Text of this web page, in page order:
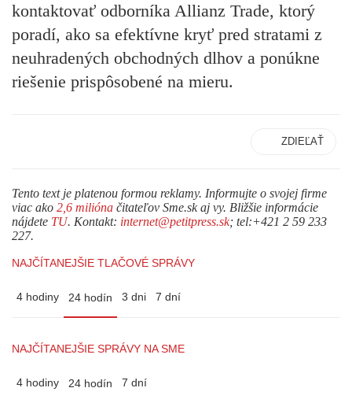
kontaktovať odborníka Allianz Trade, ktorý
poradí, ako sa efektívne kryť pred stratami z
neuhradených obchodných dlhov a ponúkne
riešenie prispôsobené na mieru.
ZDIEĽAŤ
Tento text je platenou formou reklamy. Informujte o svojej firme
viac ako 2,6 milióna čitateľov Sme.sk aj vy. Bližšie informácie
nájdete TU. Kontakt: internet@petitpress.sk; tel:+421 2 59 233
227.
NAJČÍTANEJŠIE TLAČOVÉ SPRÁVY
4 hodiny 24 hodín 3 dni 7 dní
NAJČÍTANEJŠIE SPRÁVY NA SME
4 hodiny 24 hodín 7 dní